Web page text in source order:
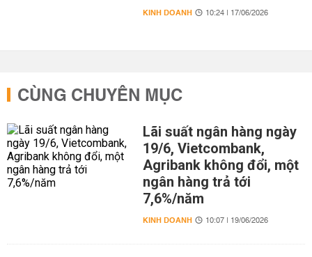
KINH DOANH 10:24 | 17/06/2026
CÙNG CHUYÊN MỤC
Lãi suất ngân hàng ngày
19/6, Vietcombank,
Agribank không đổi, một
ngân hàng trả tới
7,6%/năm
KINH DOANH 10:07 | 19/06/2026